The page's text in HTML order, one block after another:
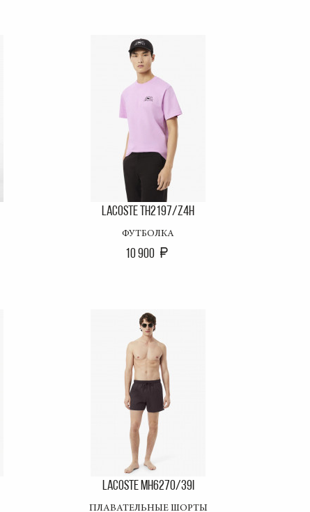
LACOSTE TH2197/Z4H
ФУТБОЛКА
10 900
LACOSTE MH6270/39I
ПЛАВАТЕЛЬНЫЕ ШОРТЫ